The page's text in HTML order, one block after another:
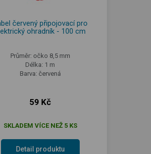
červený připojovací pro
ohradník - 100 cm
Průměr: očko 8,5 mm
Délka: 1 m
Barva: červená
59 Kč
SKLADEM VÍCE NEŽ 5 KS
Detail produktu